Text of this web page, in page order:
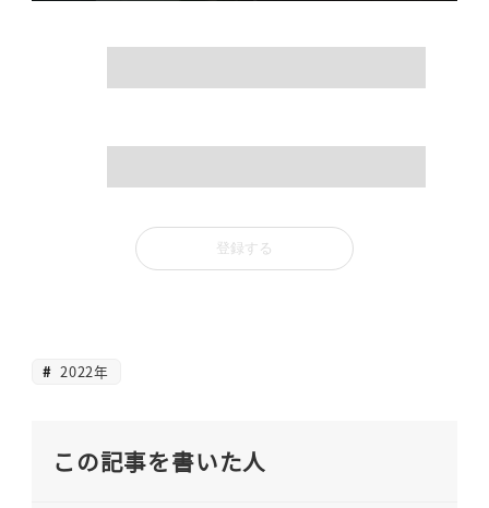
2022年
この記事を書いた人